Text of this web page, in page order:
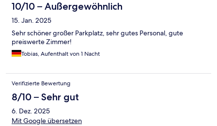
10/10 – Außergewöhnlich
15. Jan. 2025
Sehr schöner großer Parkplatz, sehr gutes Personal, gute
preiswerte Zimmer!
Tobias, Aufenthalt von 1 Nacht
Verifizierte Bewertung
8/10 – Sehr gut
6. Dez. 2025
Mit Google übersetzen